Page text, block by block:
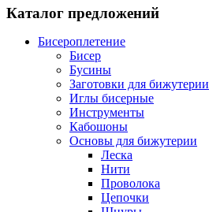
Каталог предложений
Бисероплетение
Бисер
Бусины
Заготовки для бижутерии
Иглы бисерные
Инструменты
Кабошоны
Основы для бижутерии
Леска
Нити
Проволока
Цепочки